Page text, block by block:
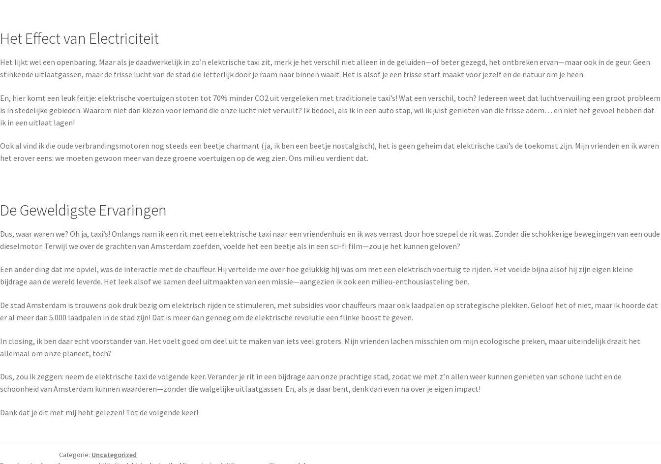
Het Effect van Electriciteit
Het lijkt wel een openbaring. Maar als je daadwerkelijk in zo’n elektrische taxi zit, merk je het verschil niet alleen in de geluiden—of beter gezegd, het ontbreken ervan—maar ook in de geur. Geen
stinkende uitlaatgassen, maar de frisse lucht van de stad die letterlijk door je raam naar binnen waait. Het is alsof je een frisse start maakt voor jezelf en de natuur om je heen.
En, hier komt een leuk feitje: elektrische voertuigen stoten tot 70% minder CO2 uit vergeleken met traditionele taxi’s! Wat een verschil, toch? Iedereen weet dat luchtvervuiling een groot probleem
is in stedelijke gebieden. Waarom niet dan kiezen voor iemand die onze lucht niet vervuilt? Ik bedoel, als ik in een auto stap, wil ik juist genieten van die frisse adem… en niet het gevoel hebben dat
ik in een uitlaat lagen!
Ook al vind ik die oude verbrandingsmotoren nog steeds een beetje charmant (ja, ik ben een beetje nostalgisch), het is geen geheim dat elektrische taxi’s de toekomst zijn. Mijn vrienden en ik waren
het erover eens: we moeten gewoon meer van deze groene voertuigen op de weg zien. Ons milieu verdient dat.
De Geweldigste Ervaringen
Dus, waar waren we? Oh ja, taxi’s! Onlangs nam ik een rit met een elektrische taxi naar een vriendenhuis en ik was verrast door hoe soepel de rit was. Zonder die schokkerige bewegingen van een oude
dieselmotor. Terwijl we over de grachten van Amsterdam zoefden, voelde het een beetje als in een sci-fi film—zou je het kunnen geloven?
Een ander ding dat me opviel, was de interactie met de chauffeur. Hij vertelde me over hoe gelukkig hij was om met een elektrisch voertuig te rijden. Het voelde bijna alsof hij zijn eigen kleine
bijdrage aan de wereld leverde. Het leek alsof we samen deel uitmaakten van een missie—aangezien ik ook een milieu-enthousiasteling ben.
De stad Amsterdam is trouwens ook druk bezig om elektrisch rijden te stimuleren, met subsidies voor chauffeurs maar ook laadpalen op strategische plekken. Geloof het of niet, maar ik hoorde dat
er al meer dan 5.000 laadpalen in de stad zijn! Dat is meer dan genoeg om de elektrische revolutie een flinke boost te geven.
In closing, ik ben daar echt voorstander van. Het voelt goed om deel uit te maken van iets veel groters. Mijn vrienden lachen misschien om mijn ecologische preken, maar uiteindelijk draait het
allemaal om onze planeet, toch?
Dus, zou ik zeggen: neem de elektrische taxi de volgende keer. Verander je rit in een bijdrage aan onze prachtige stad, zodat we met z’n allen weer kunnen genieten van schone lucht en de
schoonheid van Amsterdam kunnen waarderen—zonder die walgelijke uitlaatgassen. En, als je daar bent, denk dan even na over je eigen impact!
Dank dat je dit met mij hebt gelezen! Tot de volgende keer!
Categorie: Uncategorized